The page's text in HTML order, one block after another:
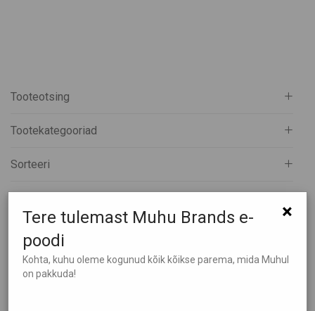
Tooteotsing
Tootekategooriad
Kõik
Aed ja Kümblus
Brändid
Ehted
Elamused
Heategevus
Sorteeri
Uudsus
Hind: madalamast kõrgemaks
Hind: kõrgemast madalamaks
— €2.690
×
Tere tulemast Muhu Brands e-
poodi
Kohta, kuhu oleme kogunud kõik kõikse parema, mida Muhul
on pakkuda!